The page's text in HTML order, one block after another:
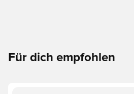
Für dich empfohlen